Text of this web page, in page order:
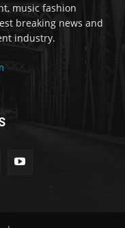
music fashion
breaking news and
industry.